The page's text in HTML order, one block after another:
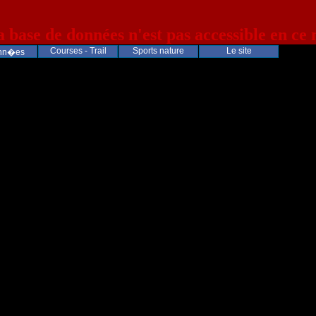
Courses - Trail Sports nature Le site
base de données n'est pas accessible en ce